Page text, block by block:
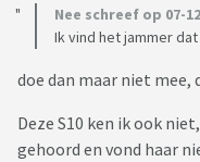
Nee schreef op 07-
Ik vind het jammer
doe dan maar niet mee,
Deze S10 ken ik ook
gehoord en vond haar